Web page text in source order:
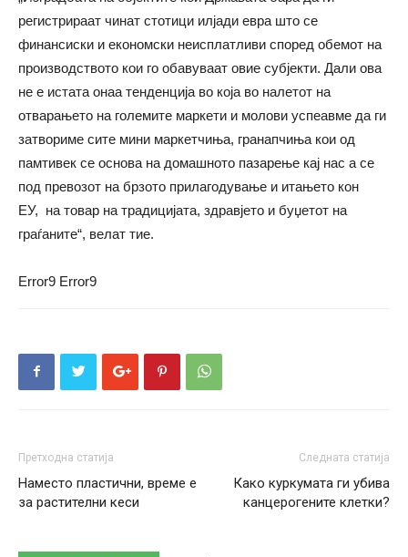
регистрираат чинат стотици илјади евра што се
финансиски и економски неисплатливи според обемот на
производството кои го обавуваат овие субјекти. Дали ова
не е истата онаа тенденција во која во налетот на
отварањето на големите маркети и молови успеавме да ги
затвориме сите мини маркетчиња, гранапчиња кои од
памтивек се основа на домашното пазарење кај нас а се
под превозот на брзото прилагодување и итањето кон
ЕУ, на товар на традицијата, здравјето и буџетот на
граѓаните“, велат тие.
Error9 Error9
Претходна статија
Наместо пластични, време е
за растителни кеси
Следната статија
Како куркумата ги убива
канцерогените клетки?